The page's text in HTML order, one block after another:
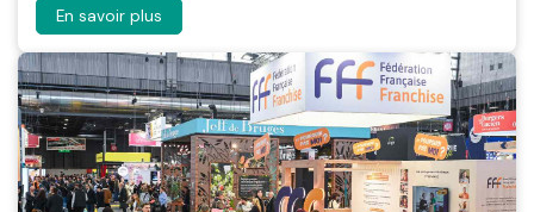
En savoir plus